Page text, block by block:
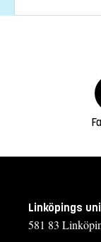
Linköpings
581 83